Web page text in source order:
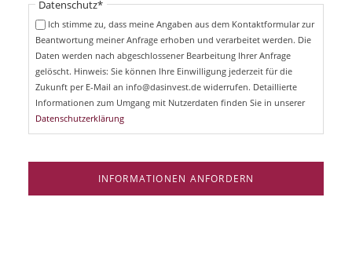
f
Pflichtfeld
Datenschutz*
Ich stimme zu, dass meine Angaben aus dem Kontaktformular zur
Beantwortung meiner Anfrage erhoben und verarbeitet werden. Die
Daten werden nach abgeschlossener Bearbeitung Ihrer Anfrage
gelöscht. Hinweis: Sie können Ihre Einwilligung jederzeit für die
Zukunft per E-Mail an info@dasinvest.de widerrufen. Detaillierte
Informationen zum Umgang mit Nutzerdaten finden Sie in unserer
Datenschutzerklärung
INFORMATIONEN ANFORDERN